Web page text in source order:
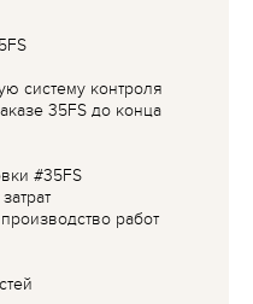
систему контроля
35FS до конца
#35FS
работ